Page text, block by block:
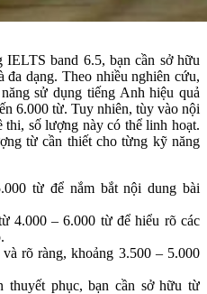
band 6.5, bạn cần sở hữu
dạng. Theo nhiều nghiên cứu,
sử dụng tiếng Anh hiệu quả
6.000 từ. Tuy nhiên, tùy vào nội
số lượng này có thể linh hoạt.
từ cần thiết cho từng kỹ năng
từ để nắm bắt nội dung bài
4.000 – 6.000 từ để hiểu rõ các
rõ ràng, khoảng 3.500 – 5.000
thuyết phục, bạn cần sở hữu từ